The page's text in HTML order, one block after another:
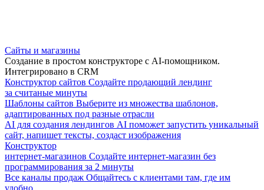
Сайты и магазины
Создание в простом конструкторе с AI-помощником.
Интегрировано в CRM
Конструктор сайтов Создайте продающий лендинг
за считаные минуты
Шаблоны сайтов Выберите из множества шаблонов,
адаптированных под разные отрасли
AI для создания лендингов AI поможет запустить уникальный
сайт, напишет тексты, создаст изображения
Конструктор
интернет-магазинов Создайте интернет-магазин без
программирования за 2 минуты
Все каналы продаж Общайтесь с клиентами там, где им